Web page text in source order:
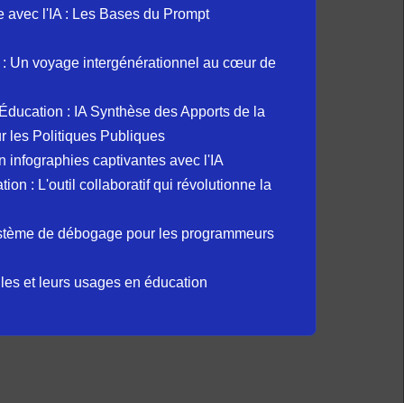
avec l'IA : Les Bases du Prompt
: Un voyage intergénérationnel au cœur de
: IA Synthèse des Apports de la
les Politiques Publiques
infographies captivantes avec l'IA
: L'outil collaboratif qui révolutionne la
de débogage pour les programmeurs
et leurs usages en éducation